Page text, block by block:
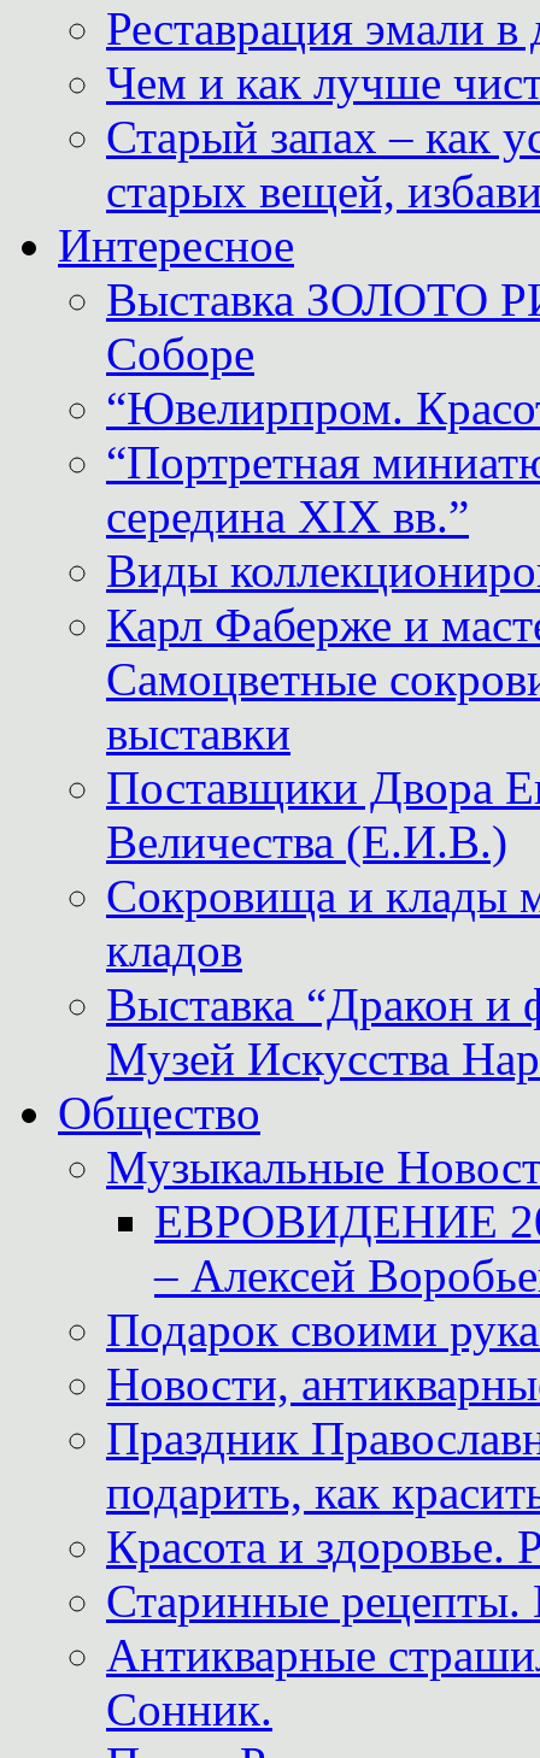
Реставрация эмали
Чем и как лучше
Старый запах – как
старых вещей,
Интересное
Выставка ЗОЛОТО
Соборе
“Ювелирпром.
“Портретная
середина XIX вв.”
Виды
Карл Фаберже и
Самоцветные
выставки
Поставщики
Величества (Е.И.В.)
Сокровища и клады
кладов
Выставка “Дракон и
Музей Искусства
Общество
Музыкальные
ЕВРОВИДЕНИЕ
– Алексей
Подарок своими
Новости,
Праздник
подарить, как
Красота и здоровье.
Старинные рецепты.
Антикварные
Сонник.